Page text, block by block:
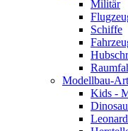
Militär
Schiffe
Modellbau-
Kids -